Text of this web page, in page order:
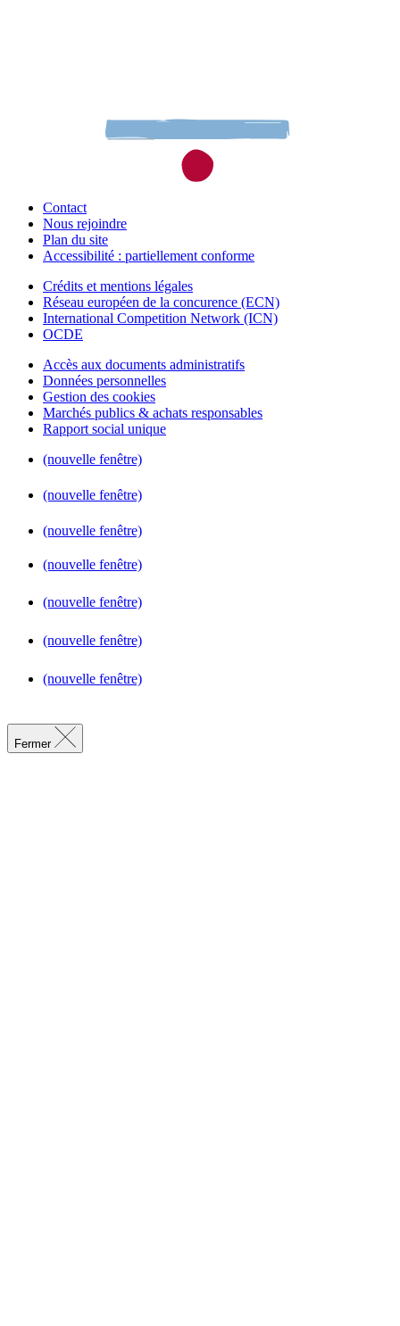
Contact
Nous rejoindre
Plan du site
Accessibilité : partiellement conforme
Crédits et mentions légales
Réseau européen de la concurence (ECN)
International Competition Network (ICN)
OCDE
Accès aux documents administratifs
Données personnelles
Gestion des cookies
Marchés publics & achats responsables
Rapport social unique
(nouvelle fenêtre)
(nouvelle fenêtre)
(nouvelle fenêtre)
(nouvelle fenêtre)
(nouvelle fenêtre)
(nouvelle fenêtre)
(nouvelle fenêtre)
Fermer